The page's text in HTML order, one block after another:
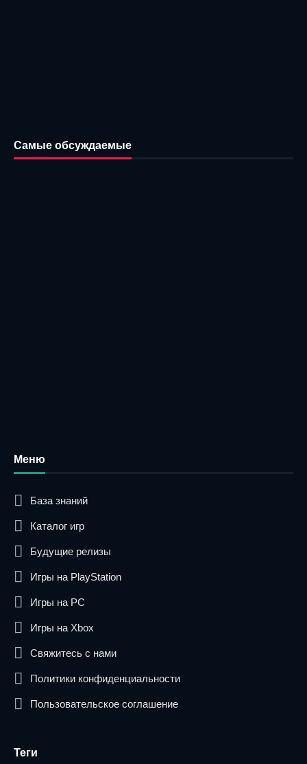
Самые обсуждаемые
Меню
База знаний
Каталог игр
Будущие релизы
Игры на PlayStation
Игры на PC
Игры на Xbox
Свяжитесь с нами
Политики конфиденциальности
Пользовательское соглашение
Теги